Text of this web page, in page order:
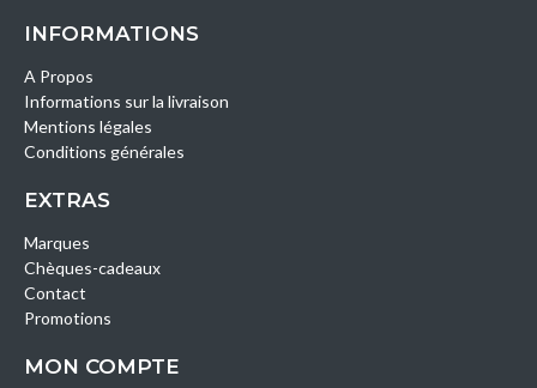
INFORMATIONS
A Propos
Informations sur la livraison
Mentions légales
Conditions générales
EXTRAS
Marques
Chèques-cadeaux
Contact
Promotions
MON COMPTE